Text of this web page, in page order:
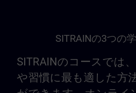
SITRAINの3つの
SITRAINのコースでは
や習慣に最も適した方